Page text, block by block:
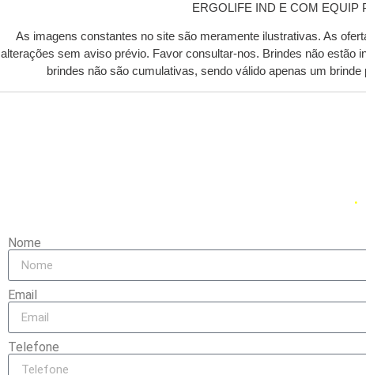
ERGOLIFE IND E COM EQUIP
As imagens constantes no site são meramente ilustrativas. As
alterações sem aviso prévio. Favor consultar-nos. Brindes não estão
brindes não são cumulativas, sendo válido apenas um
.
Nome
Email
Telefone